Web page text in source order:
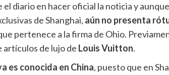
el diario en hacer oficial la noticia y
de Shanghai, aún no presenta
pertenece a la firma de Ohio.
de lujo de Louis Vuitton.
es conocida en China, puesto que en